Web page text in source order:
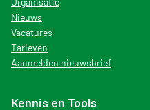
Nieuws
Vacatures
Tarieven
Aanmelden nieuwsbrief
Kennis en Tools